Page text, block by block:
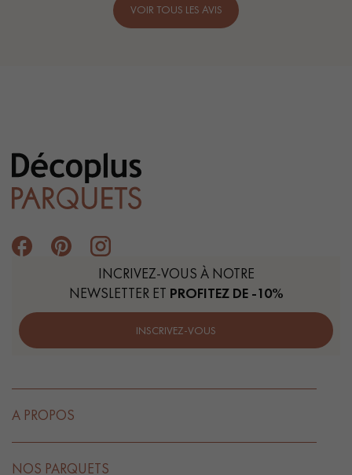
VOIR TOUS LES AVIS
INCRIVEZ-VOUS À NOTRE
NEWSLETTER ET PROFITEZ DE -10%
INSCRIVEZ-VOUS
A PROPOS
NOS PARQUETS